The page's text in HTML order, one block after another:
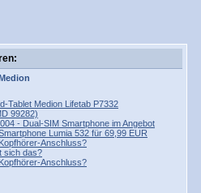
Tablet Medion Lifetab P7332
99282)
- Dual-SIM Smartphone im Angebot
Lumia 532 für 69,99 EUR
Anschluss?
sich das?
Anschluss?